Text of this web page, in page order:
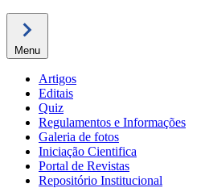
Menu
Artigos
Editais
Quiz
Regulamentos e Informações
Galeria de fotos
Iniciação Cientifica
Portal de Revistas
Repositório Institucional